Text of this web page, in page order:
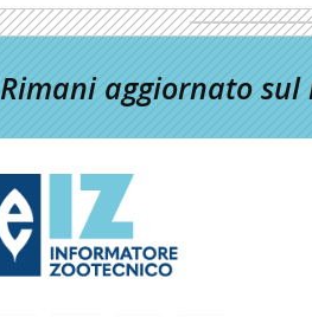
Rimani aggiornato